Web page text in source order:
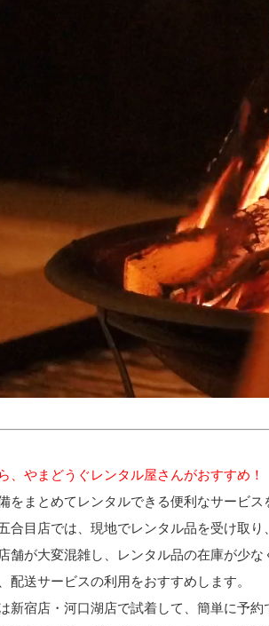
、やまどうぐレンタル屋さんがおすすめ！
をまとめてレンタルできる便利なサービス
合目店では、現地でレンタル品を受け取
舗が大変混雑し、レンタル品の在庫が少な
配送サービスの利用をおすすめします。
新宿店・河口湖店で試着して、簡単に予約